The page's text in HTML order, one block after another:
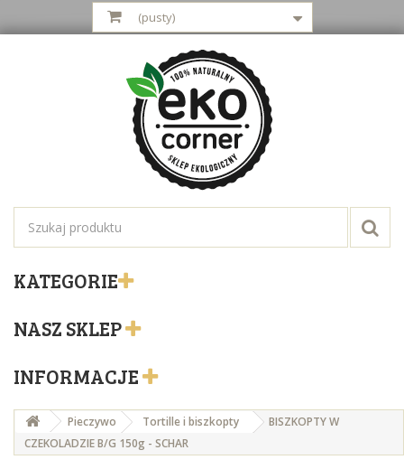
(pusty)
KATEGORIE
NASZ SKLEP
INFORMACJE
Pieczywo Tortille i biszkopty
BISZKOPTY W
CZEKOLADZIE B/G 150g - SCHAR